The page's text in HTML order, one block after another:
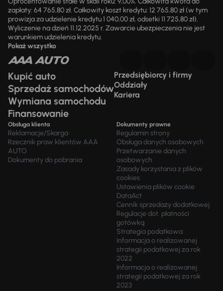
zapłaty: 64 765,80 zł. Całkowity koszt kredytu: 12 765,80 zł (w tym
prowizja za udzielenie kredytu 1 040,00 zł, odsetki 11 725,80 zł).
Wyliczenie na dzień 11.12.2025 r. Zawarcie ubezpieczenia nie jest
warunkiem udzielenia kredytu.
Pokaż wszystko
Kupić auto
Sprzedaż samochodów
Wymiana samochodu
Finansowanie
Przedsiębiorcy i firmy
Oddziały
Kariera
Obsługa klienta
Reklamacje/Skarga
Rzecznik praw klientów AAA
AUTO
Dokumenty do pobrania
Dokumenty prawne
Regulamin strony
Obsługa danych osobowych
Przetwarzanie danych
osobowych
Zasady korzystania z plików
cookies
Ustawienia plików cookie
DataAct
Cennik sprzedaży dodatkowej
Regulacje dot. płatności
gotówką
Strategia podatkowa
Informacja o realizowanej
strategii podatkowej za rok
2022
Informacja o realizowanej
strategii podatkowej za rok
2023